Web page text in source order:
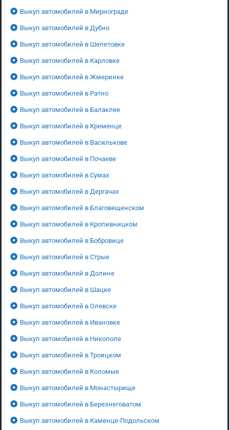
Выкуп автомобилей в Мирнограде
Выкуп автомобилей в Дубно
Выкуп автомобилей в Шепетовке
Выкуп автомобилей в Карловке
Выкуп автомобилей в Жмеринке
Выкуп автомобилей в Ратно
Выкуп автомобилей в Балаклее
Выкуп автомобилей в Кременце
Выкуп автомобилей в Василькове
Выкуп автомобилей в Почаеве
Выкуп автомобилей в Сумах
Выкуп автомобилей в Дергачах
Выкуп автомобилей в Благовещенском
Выкуп автомобилей в Кропивницком
Выкуп автомобилей в Бобровице
Выкуп автомобилей в Стрые
Выкуп автомобилей в Долине
Выкуп автомобилей в Шацке
Выкуп автомобилей в Олевске
Выкуп автомобилей в Ивановке
Выкуп автомобилей в Никополе
Выкуп автомобилей в Троицком
Выкуп автомобилей в Коломые
Выкуп автомобилей в Монастырище
Выкуп автомобилей в Березнеговатом
Выкуп автомобилей в Каменце-Подольском